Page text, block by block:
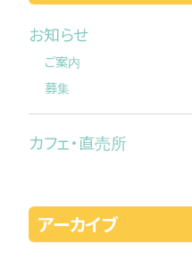
お知らせ
ご案内
募集
カフェ・直売所
アーカイブ